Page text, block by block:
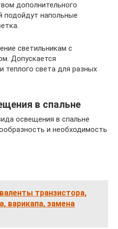
дополнительного
подойдут напольные
светильникам с
Допускается
теплого света для разных
в спальне
освещения в спальне
и необходимость
транзистора,
варикапа, замена